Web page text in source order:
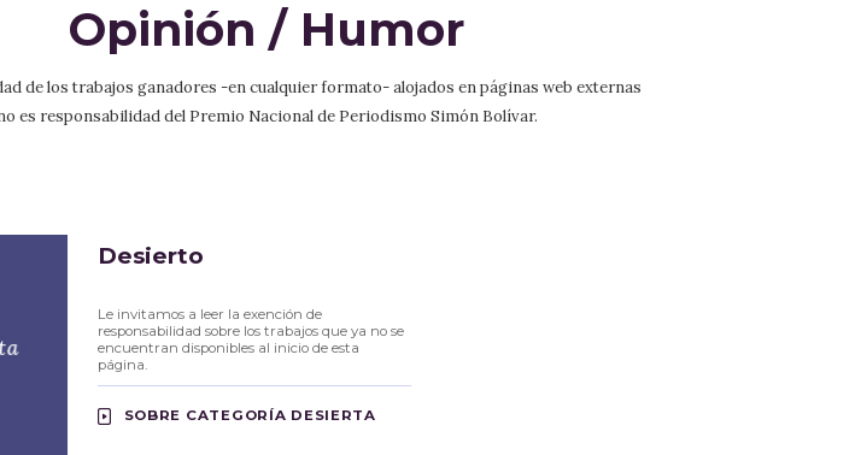
Opinión / Humor
de los trabajos ganadores -en cualquier formato- alojados en páginas web externas
es responsabilidad del Premio Nacional de Periodismo Simón Bolívar.
Desierto
Le invitamos a leer la exención de
responsabilidad sobre los trabajos que ya no se
encuentran disponibles al inicio de esta
página.
SOBRE CATEGORÍA DESIERTA